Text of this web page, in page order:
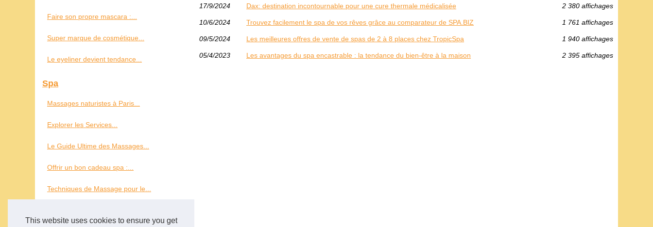
This website uses cookies to ensure you get
17/9/2024 Dax: destination incontournable pour une cure thermale médicalisée 2 380 affichages
10/6/2024 Trouvez facilement le spa de vos rêves grâce au comparateur de SPA.BIZ 1 761 affichages
09/5/2024 Les meilleures offres de vente de spas de 2 à 8 places chez TropicSpa 1 940 affichages
05/4/2023 Les avantages du spa encastrable : la tendance du bien-être à la maison 2 395 affichages
Faire son propre mascara :...
Super marque de cosmétique...
Le eyeliner devient tendance...
Spa
Massages naturistes à Paris...
Explorer les Services...
Le Guide Ultime des Massages...
Offrir un bon cadeau spa :...
Techniques de Massage pour le...